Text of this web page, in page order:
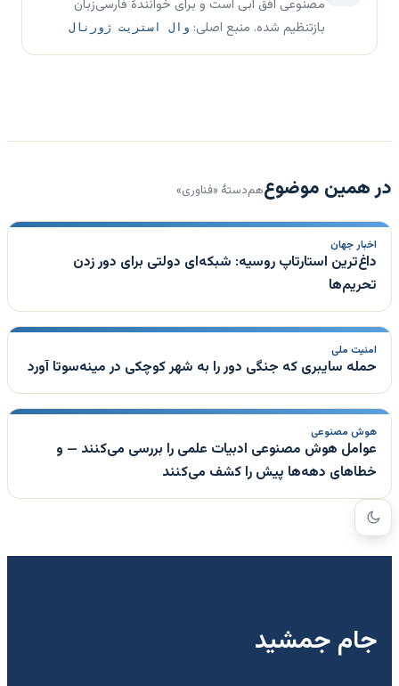
مصنوعی افق آبی است و برای خوانندهٔ فارسی‌زبان
بازتنظیم شده. منبع اصلی: وال استریت ژورنال
در همین موضوعهم‌دستهٔ «فناوری»
اخبار جهان
داغ‌ترین استارتاپ روسیه: شبکه‌ای دولتی برای دور زدن
تحریم‌ها
امنیت ملی
حمله سایبری که جنگی دور را به شهر کوچکی در مینه‌سوتا آورد
هوش مصنوعی
عوامل هوش مصنوعی ادبیات علمی را بررسی می‌کنند — و
خطاهای دهه‌ها پیش را کشف می‌کنند
جام جمشید